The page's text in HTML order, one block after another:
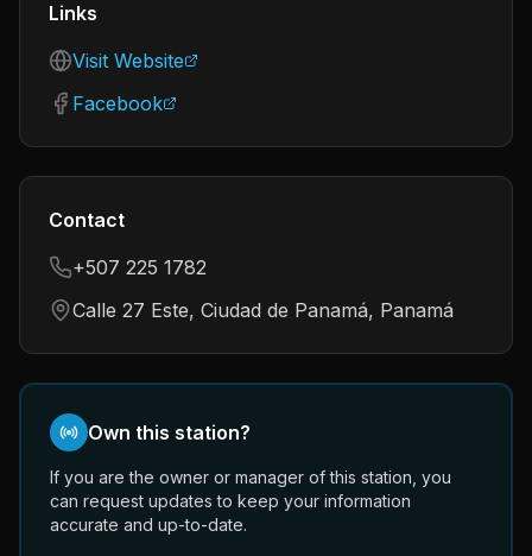
Links
Visit Website
Facebook
Contact
+507 225 1782
Calle 27 Este, Ciudad de Panamá, Panamá
Own this station?
If you are the owner or manager of this station, you
can request updates to keep your information
accurate and up-to-date.